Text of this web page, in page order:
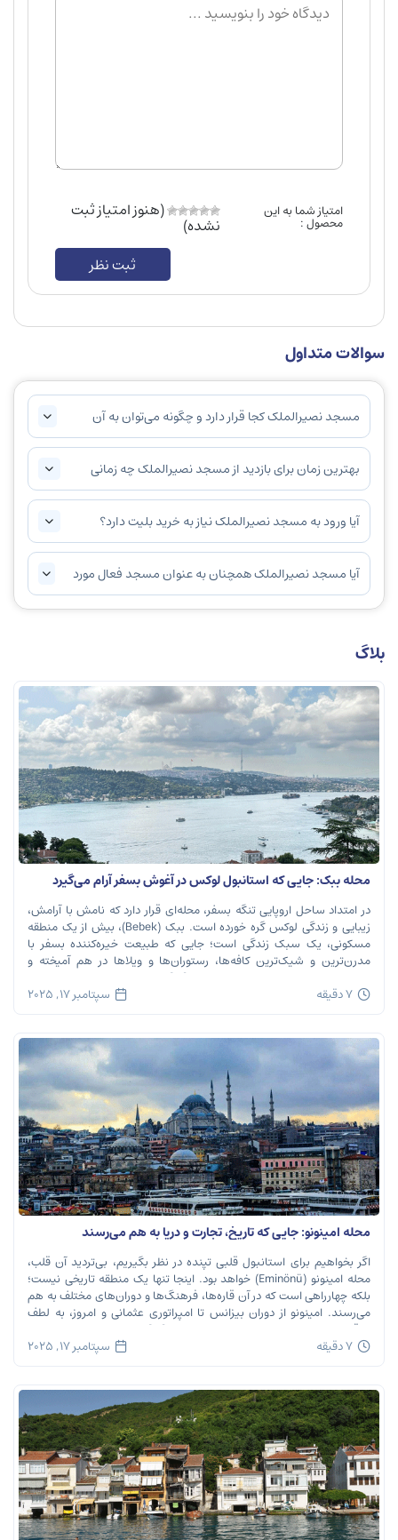
امتیاز شما به این
محصول :
(هنوز امتیاز ثبت
نشده)
ثبت نظر
سوالات متداول
مسجد نصیرالملک کجا قرار دارد و چگونه می‌توان به آن
دسترسی پیدا کرد؟
بهترین زمان برای بازدید از مسجد نصیرالملک چه زمانی
است؟
آیا ورود به مسجد نصیرالملک نیاز به خرید بلیت دارد؟
آیا مسجد نصیرالملک همچنان به عنوان مسجد فعال مورد
استفاده قرار می‌گیرد؟
بلاگ
محله ببک: جایی که استانبول لوکس در آغوش بسفر آرام می‌گیرد
در امتداد ساحل اروپایی تنگه بسفر، محله‌ای قرار دارد که نامش با آرامش،
زیبایی و زندگی لوکس گره خورده است. ببک (Bebek)، بیش از یک منطقه
مسکونی، یک سبک زندگی است؛ جایی که طبیعت خیره‌کننده بسفر با
مدرن‌ترین و شیک‌ترین کافه‌ها، رستوران‌ها و ویلاها در هم آمیخته و
تصویری بی‌نظیر از استانبول معاصر را به […]
7 دقیقه سپتامبر 17, 2025
محله امینونو: جایی که تاریخ، تجارت و دریا به هم می‌رسند
اگر بخواهیم برای استانبول قلبی تپنده در نظر بگیریم، بی‌تردید آن قلب،
محله امینونو (Eminönü) خواهد بود. اینجا تنها یک منطقه تاریخی نیست؛
بلکه چهارراهی است که در آن قاره‌ها، فرهنگ‌ها و دوران‌های مختلف به هم
می‌رسند. امینونو از دوران بیزانس تا امپراتوری عثمانی و امروز، به لطف
موقعیت استراتژیک خود در دهانه خلیج شاخ […]
7 دقیقه سپتامبر 17, 2025